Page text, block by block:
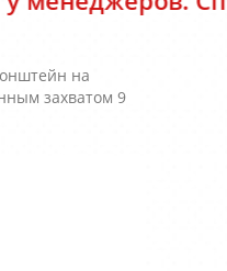
на
захватом 9